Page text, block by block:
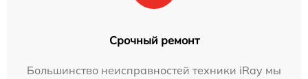
Срочный ремонт
Большинство неисправностей техники iRay мы